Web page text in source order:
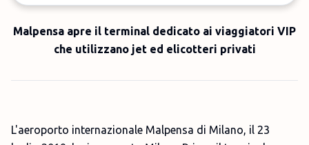
Malpensa apre il terminal dedicato ai viaggiatori VIP
che utilizzano jet ed elicotteri privati
L'aeroporto internazionale Malpensa di Milano, il 23